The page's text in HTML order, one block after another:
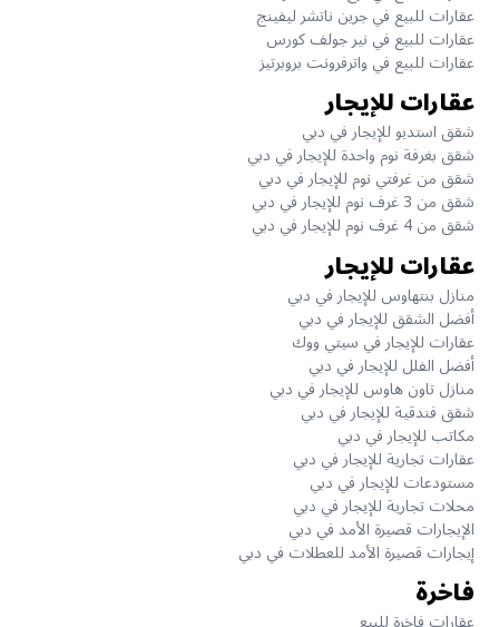
عقارات للبيع في جرين ناتشر ليفينج
عقارات للبيع في نير جولف كورس
عقارات للبيع في واترفرونت بروبرتيز
عقارات للإيجار
شقق استديو للإيجار في دبي
شقق بغرفة نوم واحدة للإيجار في دبي
شقق من غرفتي نوم للإيجار في دبي
شقق من 3 غرف نوم للإيجار في دبي
شقق من 4 غرف نوم للإيجار في دبي
عقارات للإيجار
منازل بنتهاوس للإيجار في دبي
أفضل الشقق للإيجار في دبي
عقارات للإيجار في سيتي ووك
أفضل الفلل للإيجار في دبي
منازل تاون هاوس للإيجار في دبي
شقق فندقية للإيجار في دبي
مكاتب للإيجار في دبي
عقارات تجارية للإيجار في دبي
مستودعات للإيجار في دبي
محلات تجارية للإيجار في دبي
الإيجارات قصيرة الأمد في دبي
إيجارات قصيرة الأمد للعطلات في دبي
فاخرة